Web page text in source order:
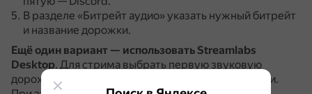
В разделе «Битрейт аудио» указать нужный битрейт
и название дорожки.
Ещё один вариант — использовать Streamlabs
Desktop. Для стрима выбрать первую звуковую
дорожку, а для записи — дополнительные дорожки.